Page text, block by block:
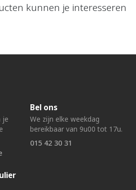
kunnen je interesseren
je
Bel ons
We zijn elke weekdag
bereikbaar van 9u00 tot 17u.
015 42 30 31